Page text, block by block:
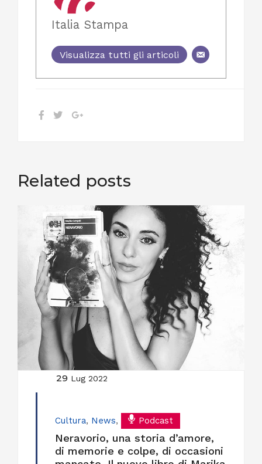
Italia Stampa
Visualizza tutti gli articoli
Related posts
29 Lug 2022
Cultura, News, Podcast
Neravorio, una storia d’amore,
di memorie e colpe, di occasioni